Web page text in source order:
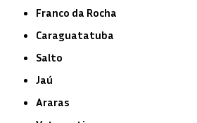
Franco da Rocha
Caraguatatuba
Salto
Jaú
Araras